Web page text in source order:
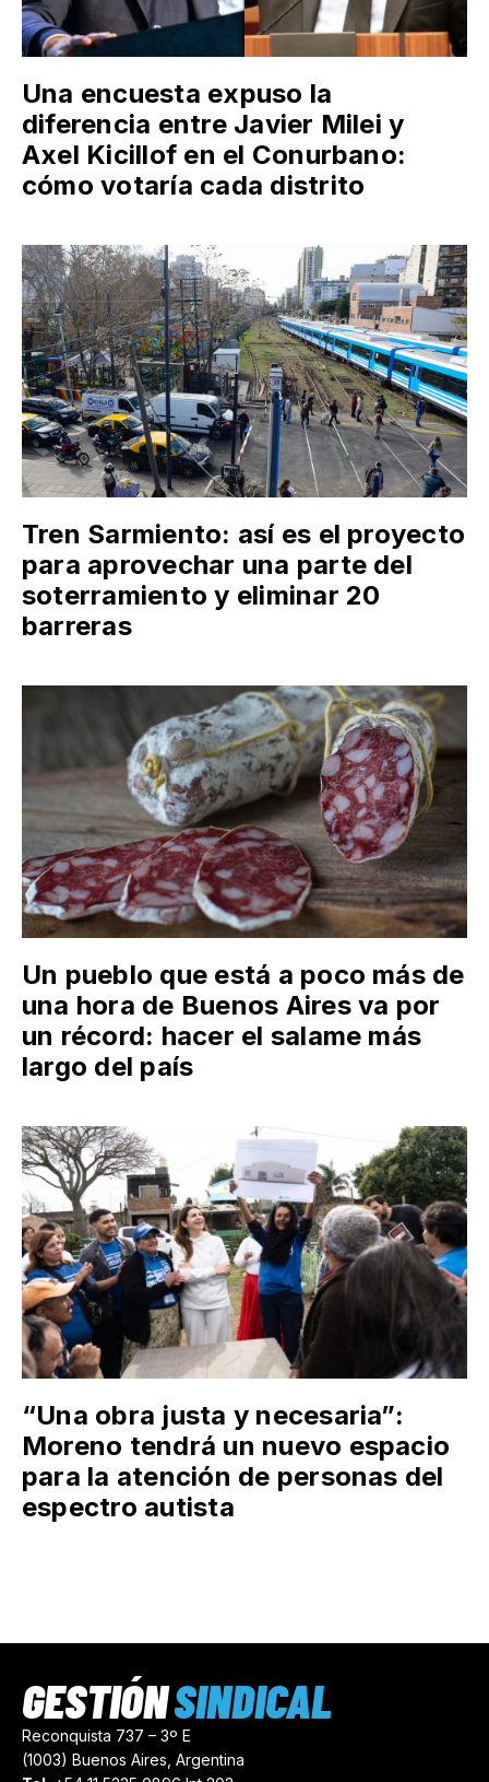
Una encuesta expuso la
diferencia entre Javier Milei y
Axel Kicillof en el Conurbano:
cómo votaría cada distrito
Tren Sarmiento: así es el proyecto
para aprovechar una parte del
soterramiento y eliminar 20
barreras
Un pueblo que está a poco más de
una hora de Buenos Aires va por
un récord: hacer el salame más
largo del país
“Una obra justa y necesaria”:
Moreno tendrá un nuevo espacio
para la atención de personas del
espectro autista
Reconquista 737 – 3º E
(1003) Buenos Aires, Argentina
GESTIÓNSINDICAL